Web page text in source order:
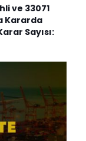
ve 33071
Kararda
Sayısı: